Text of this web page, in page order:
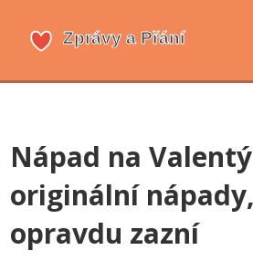
Nápad na
originální
opravdu zazní